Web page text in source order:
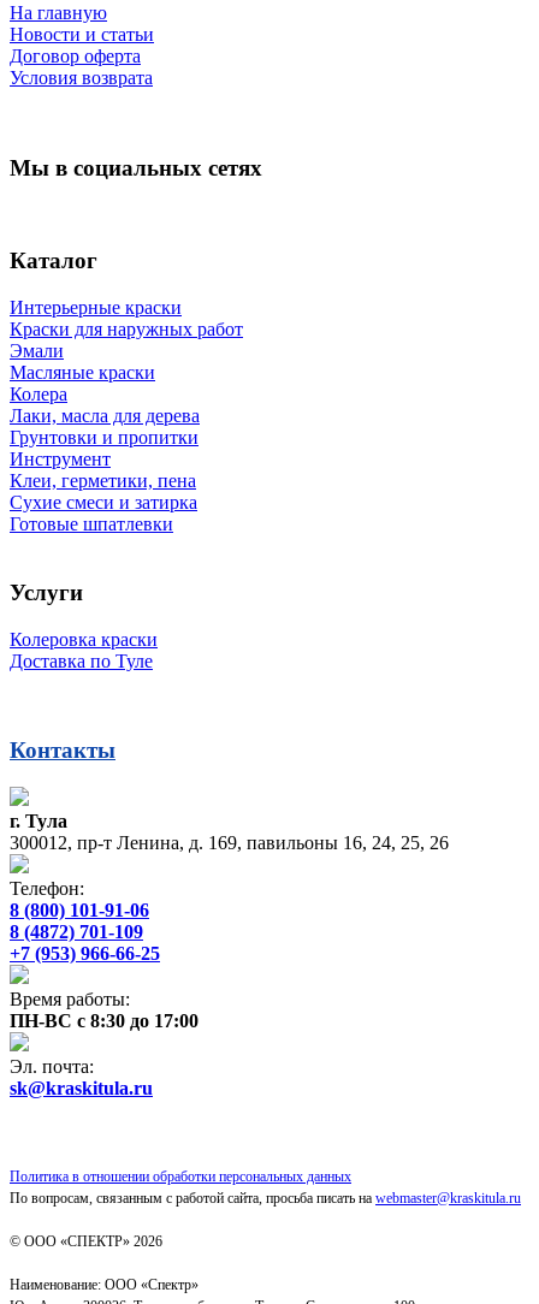
На главную
Новости и статьи
Договор оферта
Условия возврата
Мы в социальных сетях
Каталог
Интерьерные краски
Краски для наружных работ
Эмали
Масляные краски
Колера
Лаки, масла для дерева
Грунтовки и пропитки
Инструмент
Клеи, герметики, пена
Сухие смеси и затирка
Готовые шпатлевки
Услуги
Колеровка краски
Доставка по Туле
Контакты
г. Тула
300012, пр-т Ленина, д. 169, павильоны 16, 24, 25, 26
Телефон:
8 (800) 101-91-06
8 (4872) 701-109
+7 (953) 966-66-25
Время работы:
ПН-ВС с 8:30 до 17:00
Эл. почта:
sk@kraskitula.ru
Политика в отношении обработки персональных данных
По вопросам, связанным с работой сайта, просьба писать на webmaster@kraskitula.ru
© ООО «СПЕКТР» 2026
Наименование: ООО «Спектр»